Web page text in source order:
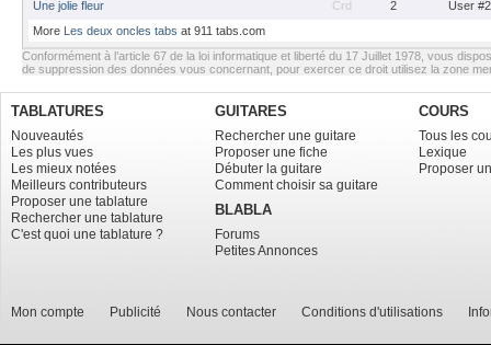
Une jolie fleur
Crd 2
User
More Les deux oncles tabs at 911 tabs.com
Conformément à l’article 67 de la loi informatique et liberté du 17 Juillet 1978, vous
de suppression des données vous concernant, pour exercer ce droit utilisez la zone
TABLATURES
Nouveautés
Les plus vues
Les mieux notées
Meilleurs contributeurs
Proposer une tablature
Rechercher une tablature
C'est quoi une tablature ?
GUITARES
Rechercher une guitare
Proposer une fiche
Débuter la guitare
Comment choisir sa guitare
BLABLA
Forums
Petites Annonces
COURS
Tous les
Lexique
Proposer
Mon compte Publicité Nous contacter Conditions d'utilisations